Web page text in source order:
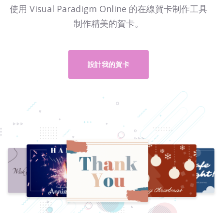
使用 Visual Paradigm Online 的在線賀卡制作工具
制作精美的賀卡。
設計我的賀卡